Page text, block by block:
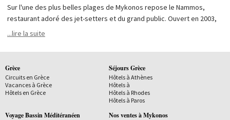
Sur l'une des plus belles plages de Mykonos repose le Nammos,
restaurant adoré des jet-setters et du grand public. Ouvert en 2003,
l'établissement a réussi la prouesse d'attirer une foule éclectique,
critiques gastronomiques du monde entier.Une expérience culinaire
au calme et sous le soleil de Méditerranée, qui vaut la peine d'être
vécue.Psarou Beach, Mykonos
...lire la suite
Grèce
Circuits en Grèce
Vacances à Grèce
Hôtels en Grèce
Séjours Grèce
Hôtels à Athènes
Hôtels à
Hôtels à Rhodes
Hôtels à Paros
Voyage Bassin Méditéranéen Nos ventes à Mykonos